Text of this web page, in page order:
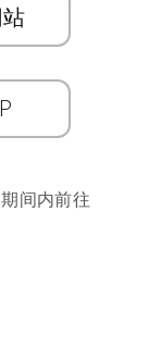
间内前往